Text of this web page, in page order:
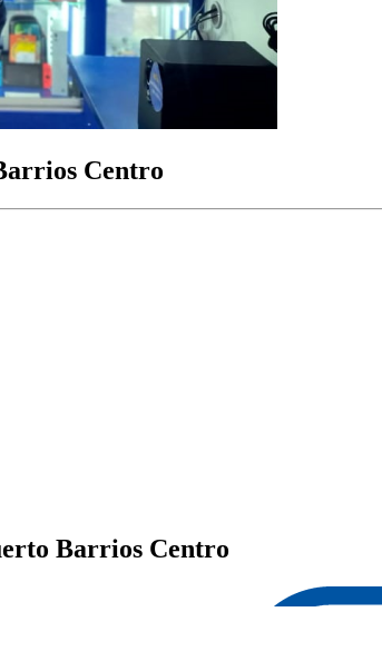
Centro
Barrios Centro